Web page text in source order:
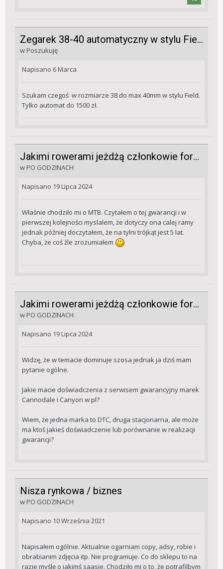
Zegarek 38-40 automatyczny w stylu Field
w Poszukuję
Napisano 6 Marca
Szukam czegoś w rozmiarze 38 do max 40mm w stylu Field.
Tylko automat do 1500 zł.
Jakimi rowerami jeżdżą członkowie forum?
w PO GODZINACH
Napisano 19 Lipca 2024
Właśnie chodziło mi o MTB. Czytałem o tej gwarancji i w
pierwszej kolejności myslalem, że dotyczy ona calej ramy
jednak później doczytałem, że na tylni trójkąt jest 5 lat.
Chyba, że coś źle zrozumiałem
Jakimi rowerami jeżdżą członkowie forum?
w PO GODZINACH
Napisano 19 Lipca 2024
Widzę, że w temacie dominuje szosa jednak ja dziś mam
pytanie ogólne.
Jakie macie doświadczenia z serwisem gwarancyjny marek
Cannodale i Canyon w pl?
Wiem, że jedna marka to DTC, druga stacjonarna, ale może
ma ktoś jakieś doświadczenie lub porównanie w realizacji
gwarancji?
Nisza rynkowa / biznes
w PO GODZINACH
Napisano 10 Września 2021
Napisałem ogólnie. Aktualnie ogarniam copy, adsy, robie i
obrabianim zdjęcia itp. Nie programuje. Co do sklepu to na
razie myślę o jakimś saasie. Chodziło mi o to, że potrafilbym